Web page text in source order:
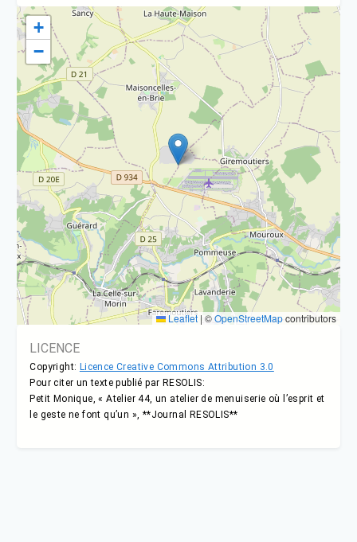
+
−
Leaflet | ©OpenStreetMapcontributors
LICENCE
Copyright: Licence Creative Commons Attribution 3.0
Pour citer un texte publié par RESOLIS:
Petit Monique, « Atelier 44, un atelier de menuiserie où l’esprit et
le geste ne font qu’un », **Journal RESOLIS**